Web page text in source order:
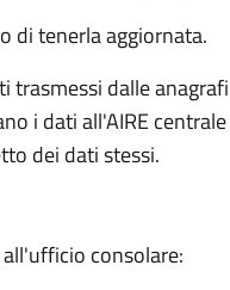
di tenerla aggiornata.
trasmessi dalle
i dati all'AIRE
dei dati stessi.
consolare: